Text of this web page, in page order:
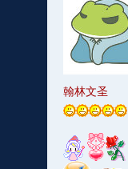
翰林文圣